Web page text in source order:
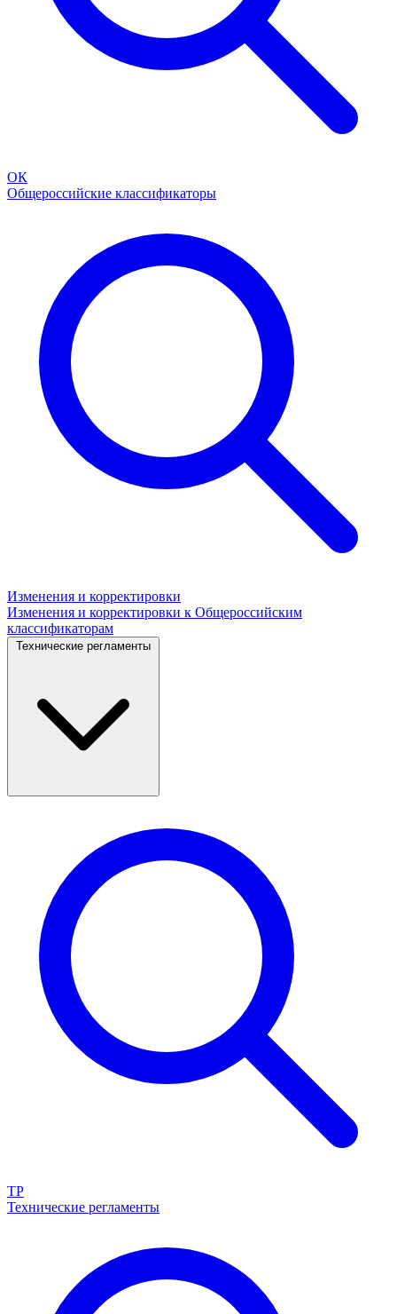
ОК
Общероссийские классификаторы
Изменения и корректировки
Изменения и корректировки к Общероссийским
классификаторам
Технические регламенты
ТР
Технические регламенты